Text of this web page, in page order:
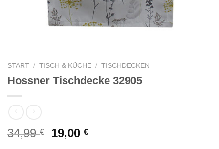
START / TISCH & KÜCHE / TISCHDECKEN
Hossner Tischdecke 32905
34,99€
Ursprünglicher
19,00€Aktueller